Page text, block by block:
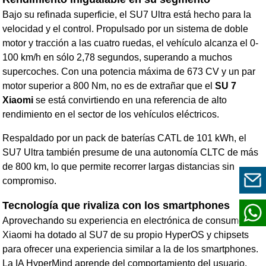
Bajo su refinada superficie, el SU7 Ultra está hecho para la
velocidad y el control. Propulsado por un sistema de doble
motor y tracción a las cuatro ruedas, el vehículo alcanza el 0-
100 km/h en sólo 2,78 segundos, superando a muchos
supercoches. Con una potencia máxima de 673 CV y un par
motor superior a 800 Nm, no es de extrañar que elSU 7
Xiaomi se está convirtiendo en una referencia de alto
rendimiento en el sector de los vehículos eléctricos.
Respaldado por un pack de baterías CATL de 101 kWh, el
SU7 Ultra también presume de una autonomía CLTC de más
de 800 km, lo que permite recorrer largas distancias sin
compromiso.
Tecnología que rivaliza con los smartphones
Aprovechando su experiencia en electrónica de consumo,
Xiaomi ha dotado al SU7 de su propio HyperOS y chipsets
para ofrecer una experiencia similar a la de los smartphones.
La IA HyperMind aprende del comportamiento del usuario,